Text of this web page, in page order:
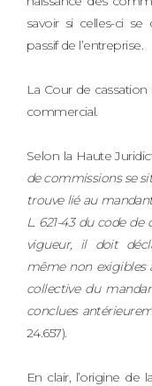
savoir si celles-ci
passif de l’entreprise.
La Cour de
commercial.
Selon la Haute
de commissions se
trouve lié au
L. 621-43 du code
vigueur, il doit
même non exigibles
collective du
conclues
24.657).
En clair, l’origine de